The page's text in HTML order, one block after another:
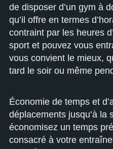
de disposer d’un gym à
qu’il offre en termes
contraint par les heures
sport et pouvez vous
vous convient le mieux,
tard le soir ou même
Économie de temps et
déplacements jusqu’à la
économisez un temps
consacré à votre